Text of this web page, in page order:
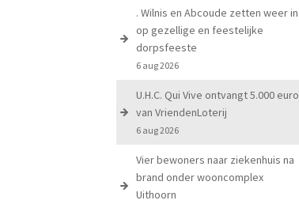
. Wilnis en Abcoude zetten weer in
op gezellige en feestelijke
dorpsfeeste
6 aug 2026
U.H.C. Qui Vive ontvangt 5.000 euro
van VriendenLoterij
6 aug 2026
Vier bewoners naar ziekenhuis na
brand onder wooncomplex
Uithoorn